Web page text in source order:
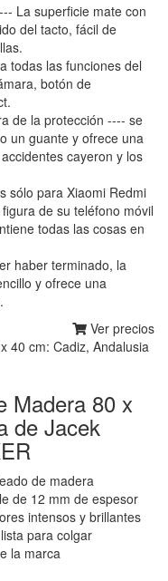
La superficie mate con
del tacto, fácil de
todas las funciones del
botón de
de la protección ---- se
un guante y ofrece una
cayeron y los
sólo para Xiaomi Redmi
de su teléfono móvil
todas las cosas en
haber terminado, la
y ofrece una
Ver precios
Madera 80 x
de Jacek
de madera
de 12 mm de espesor
intensos y brillantes
para colgar
la marca